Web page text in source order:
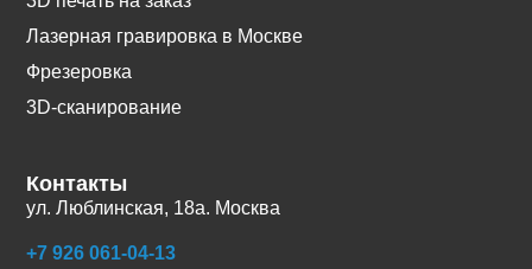
Лазерная гравировка в Москве
Фрезеровка
3D-сканирование
Контакты
ул. Люблинская, 18а. Москва
+7 926 061-04-13